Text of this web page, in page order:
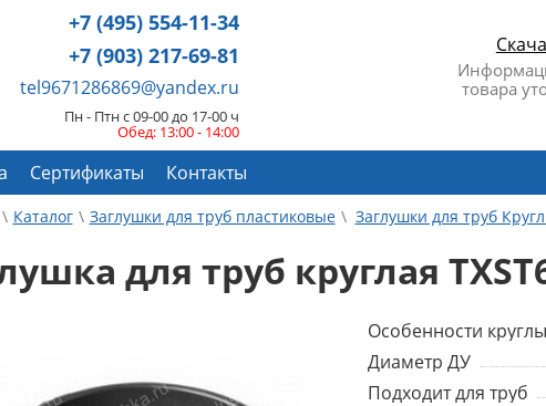
+7 (495) 554-11-34
+7 (903) 217-69-81
tel9671286869@yandex.ru
Пн - Птн с 09-00 до 17-00 ч
Обед: 13:00 - 14:00
товара
Сертификаты Контакты
Каталог Заглушки для труб пластиковые Заглушки для труб
для труб круглая
Особенности
Диаметр ДУ
Подходит для труб